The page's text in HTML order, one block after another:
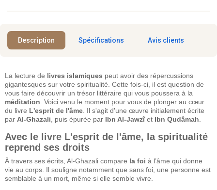
Description Spécifications Avis clients
La lecture de livres islamiques peut avoir des répercussions
gigantesques sur votre spiritualité. Cette fois-ci, il est question de
vous faire découvrir un trésor littéraire qui vous poussera à la
méditation . Voici venu le moment pour vous de plonger au cœur
du livre L'esprit de l'âme . Il s'agit d'une œuvre initialement écrite
par Al-Ghazali , puis épurée par Ibn Al-Jawzîet Ibn Qudâmah
Avec le livre L'esprit de l'âme, la spiritualité
reprend ses droits
À travers ses écrits, Al-Ghazali compare la foi à l’âme qui donne
vie au corps. Il souligne notamment que sans foi, une personne est
semblable à un mort, même si elle semble vivre.